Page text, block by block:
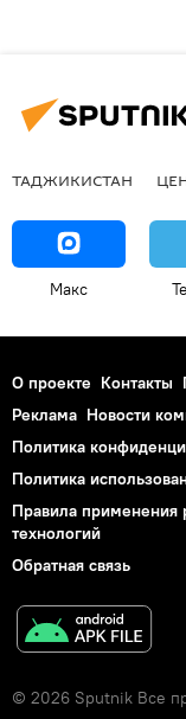
ТАДЖИКИСТАН
Макс
О проекте Контакты
Реклама Новости
Политика
Политика
Правила применения
технологий
Обратная связь
© 2026 Sputnik Все